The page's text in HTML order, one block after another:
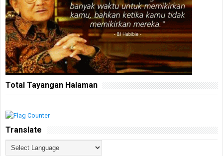
Total Tayangan Halaman
Translate